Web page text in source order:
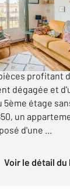
F2 à
000 €
Charonne, en
profitant
dégagée et
5ème étage
un
d'une ...
Voir le détail